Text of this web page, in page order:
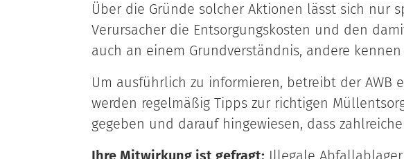
Über die Gründe solcher Aktionen lässt sich nur
Verursacher die Entsorgungskosten und den
auch an einem Grundverständnis, andere
Um ausführlich zu informieren, betreibt der AWB
werden regelmäßig Tipps zur richtigen
gegeben und darauf hingewiesen, dass
Ihre Mitwirkung ist gefragt: Illegale